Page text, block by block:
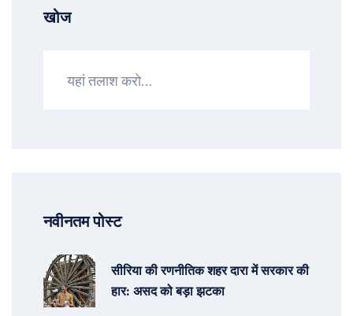
खोज
नवीनतम पोस्ट
सीरिया की रणनीतिक शहर दारा में सरकार की
हार: असद को बड़ा झटका